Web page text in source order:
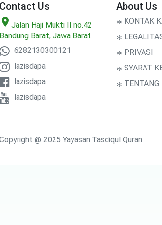
Contact Us
location_on Jalan Haji Mukti II no.42
Bandung Barat, Jawa Barat
6282130300121
lazisdapa
lazisdapa
lazisdapa
About Us
* KONTAK
*
* PRIVASI
* SYARAT
* TENTANG
Copyright @ 2025 Yayasan Tasdiqul Quran